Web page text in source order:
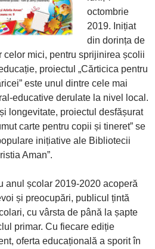
octombrie
2019. Inițiat
din dorința de
celor mici, pentru sprijinirea școlii
proiectul „Cărticica pentru
este unul dintre cele mai
educative derulate la nivel local.
longevitate, proiectul desfășurat
carte pentru copii și tineret” se
inițiative ale Bibliotecii
Aman”.
anul școlar 2019-2020 acoperă
și preocupări, publicul țintă
cu vârsta de până la șapte
primar. Cu fiecare ediție
oferta educațională a sporit în